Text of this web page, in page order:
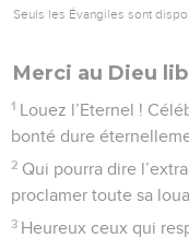
Seuls les Évangiles sont
Merci au Dieu
1 Louez l’Eternel !
bonté dure
2 Qui pourra dire
proclamer toute sa
3 Heureux ceux qui